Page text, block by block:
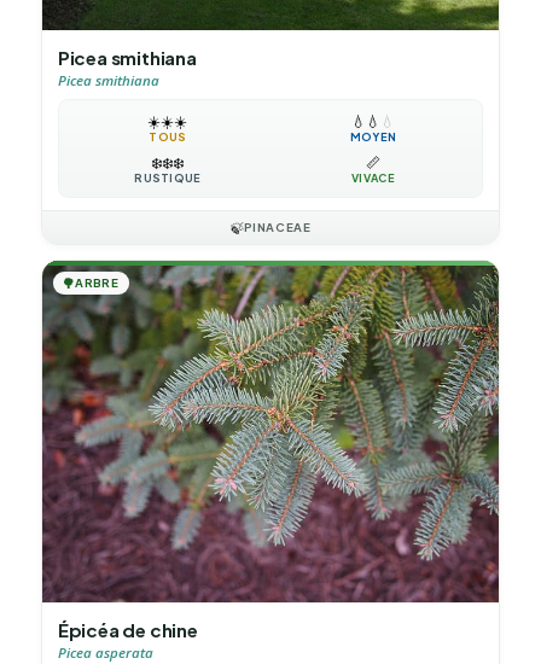
Picea smithiana
Picea smithiana
☀️☀️☀️
TOUS
💧 💧 💧
MOYEN
❄️❄️❄️
RUSTIQUE
📏
VIVACE
🍃PINACEAE
🌳ARBRE
Épicéa de chine
Picea asperata